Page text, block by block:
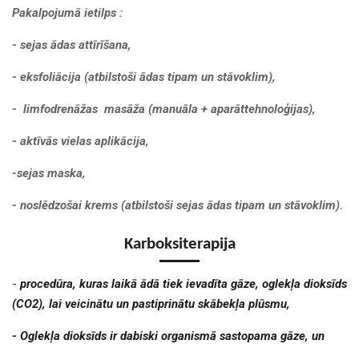
Pakalpojumā ietilps :
- sejas ādas attīrīšana,
- eksfoliācija (atbilstoši ādas tipam un stāvoklim),
- limfodrenāžas masāža (manuāla + aparāttehnoloģijas),
- aktīvās vielas aplikācija,
-sejas maska,
- noslēdzošai krems (atbilstoši sejas ādas tipam un stāvoklim).
Karboksiterapija
- procedūra, kuras laikā ādā tiek ievadīta gāze, oglekļa dioksīds
(CO2), lai veicinātu un pastiprinātu skābekļa plūsmu,
- Oglekļa dioksīds ir dabiski organismā sastopama gāze, un